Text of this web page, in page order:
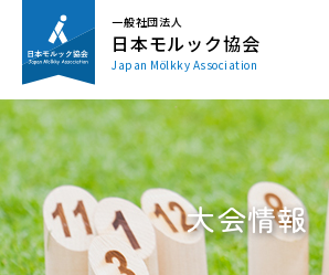
一般社団法人
日本モルック協会
Japan Mölkky Association
大会情報